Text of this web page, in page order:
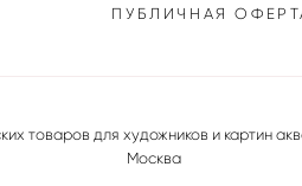
ПУБЛИЧНАЯ
товаров для художников и картин
Москва